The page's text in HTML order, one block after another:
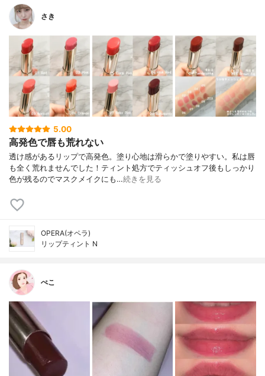
さき
5.00
高発色で唇も荒れない
透け感があるリップで高発色。塗り心地は滑らかで塗りやすい。 私は唇
も全く荒れませんでした！ ティント処方でティッシュオフ後もしっかり
色が残るのでマスクメイクにも…続きを見る
OPERA(オペラ)
リップティント N
ぺこ